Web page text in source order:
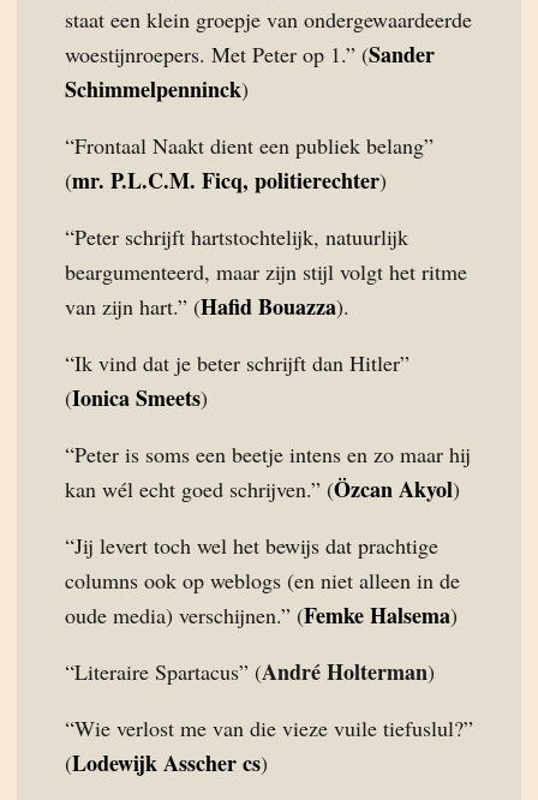
staat een klein groepje van ondergewaardeerde
woestijnroepers. Met Peter op 1.” (Sander
Schimmelpenninck)
“Frontaal Naakt dient een publiek belang”
(mr. P.L.C.M. Ficq, politierechter)
“Peter schrijft hartstochtelijk, natuurlijk
beargumenteerd, maar zijn stijl volgt het ritme
van zijn hart.” (Hafid Bouazza).
“Ik vind dat je beter schrijft dan Hitler”
(Ionica Smeets)
“Peter is soms een beetje intens en zo maar hij
kan wél echt goed schrijven.” (Özcan Akyol)
“Jij levert toch wel het bewijs dat prachtige
columns ook op weblogs (en niet alleen in de
oude media) verschijnen.” (Femke Halsema)
“Literaire Spartacus” (André Holterman)
“Wie verlost me van die vieze vuile tiefuslul?”
(Lodewijk Asscher cs)